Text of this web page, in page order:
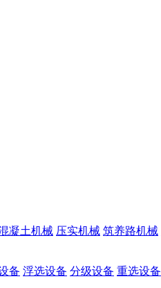
凝土机械 压实机械 筑养路机械
备 浮选设备 分级设备 重选设备